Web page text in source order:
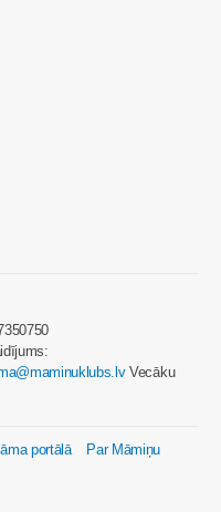
Vecāku
portālā
Par Māmiņu